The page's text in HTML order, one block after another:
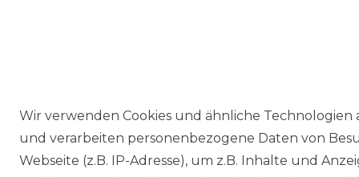
Wir verwenden Cookies und ähnliche Technologien
und verarbeiten personenbezogene Daten von
Webseite (z.B. IP-Adresse), um z.B. Inhalte und